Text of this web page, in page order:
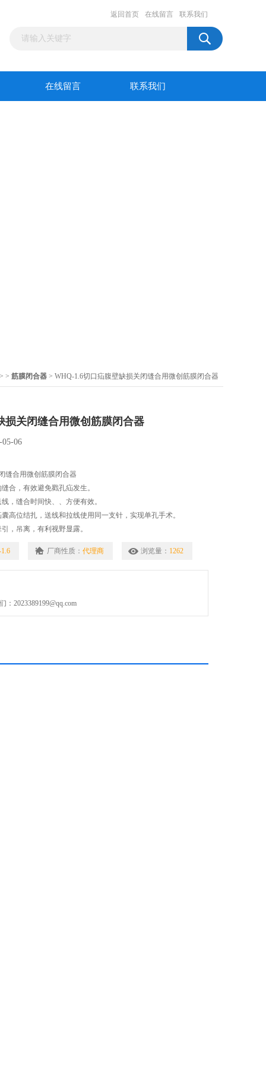
返回首页 在线留言 联系我们
在线留言 联系我们
> > 筋膜闭合器 > WHQ-1.6切口疝腹壁缺损关闭缝合用微创筋膜闭合器
损关闭缝合用微创筋膜闭合器
05-06
缝合用微创筋膜闭合器
合，有效避免戳孔疝发生。
，缝合时间快、、方便有效。
高位结扎，送线和拉线使用同一支针，实现单孔手术。
，吊离，有利视野显露。
厂商性质： 代理商 浏览量： 1262
：2023389199@qq.com